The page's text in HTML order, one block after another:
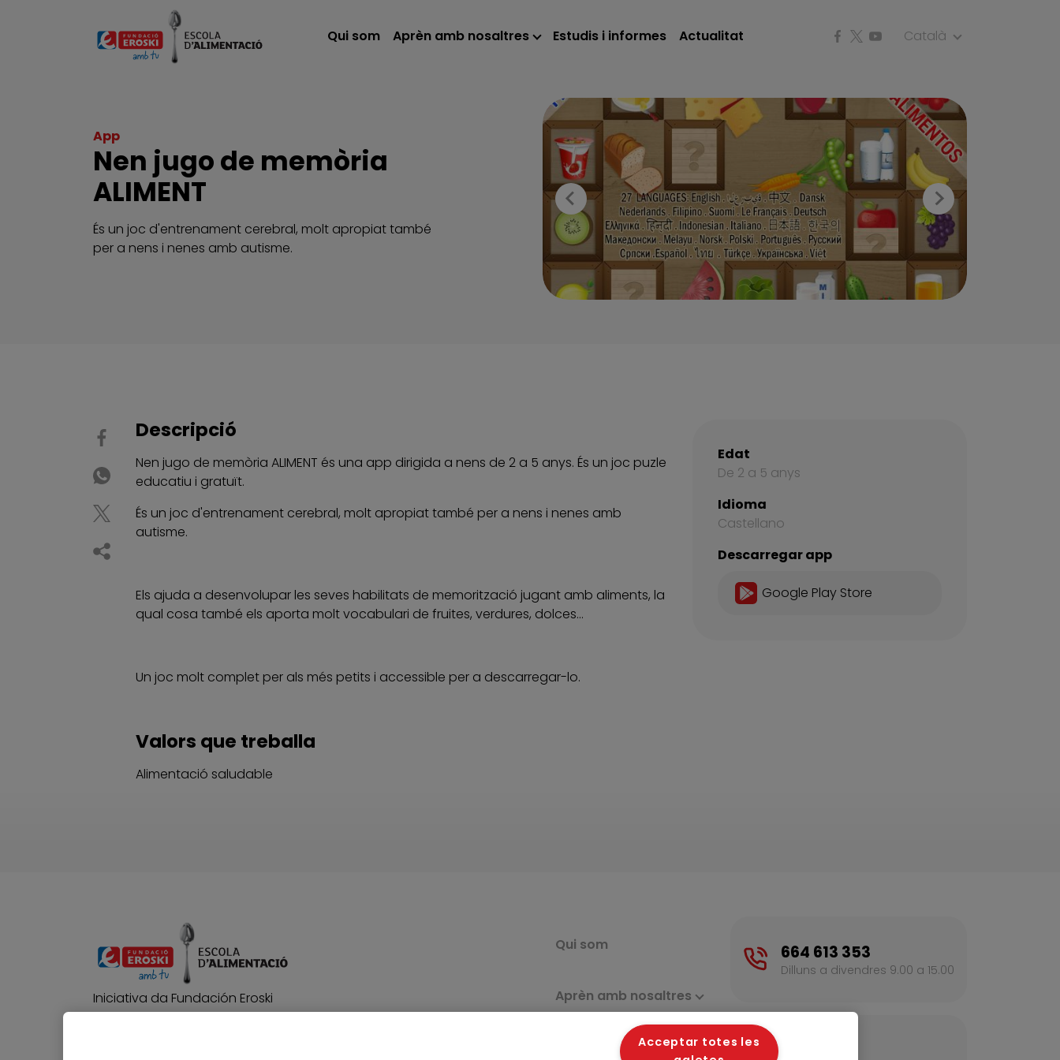
Qui som
Aprèn amb nosaltres Estudis i informes Actualitat Català
App
Nen jugo de memòria
ALIMENT
És un joc d'entrenament cerebral, molt apropiat també
per a nens i nenes amb autisme.
Descripció
Nen jugo de memòria ALIMENT és una app dirigida a nens de 2 a 5 anys. És un joc puzle
educatiu i gratuït.
És un joc d'entrenament cerebral, molt apropiat també per a nens i nenes amb
autisme.
Els ajuda a desenvolupar les seves habilitats de memorització jugant amb aliments, la
qual cosa també els aporta molt vocabulari de fruites, verdures, dolces…
Un joc molt complet per als més petits i accessible per a descarregar-lo.
Valors que treballa
Alimentació saludable
Edat
De 2 a 5 anys
Idioma
Castellano
Descarregar app
Google Play Store
Iniciativa da Fundación Eroski
para fomentar unha
Qui som
Aprèn amb nosaltres
Estudis i informes
664 613 353
Dilluns a divendres 9.00 a 15.00
Acceptar totes les